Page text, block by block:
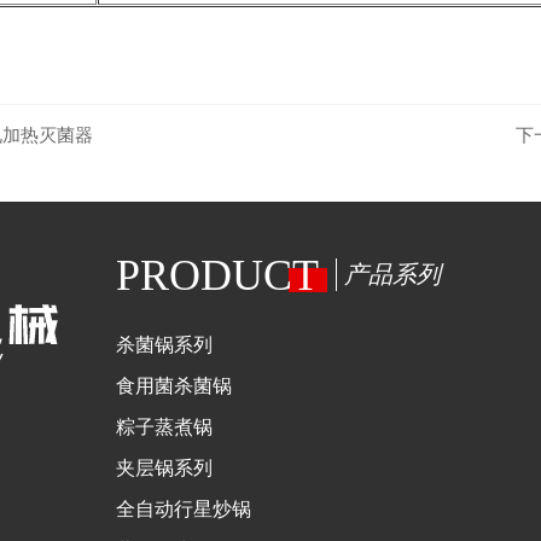
热灭菌器 下
PRODUCT 产品系列
杀菌锅系列
食用菌杀菌锅
粽子蒸煮锅
夹层锅系列
全自动行星炒锅